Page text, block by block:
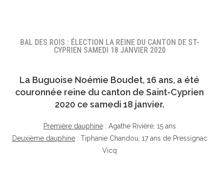
BAL DES ROIS : ÉLECTION LA REINE DU CANTON DE ST-
CYPRIEN SAMEDI 18 JANVIER 2020
La Buguoise Noémie Boudet, 16 ans, a été
couronnée reine du canton de Saint-Cyprien
2020 ce samedi 18 janvier.
Première dauphine: Agathe Rivière, 15 ans
Deuxième dauphine: Tiphanie Chandou, 17 ans de Pressignac
Vicq